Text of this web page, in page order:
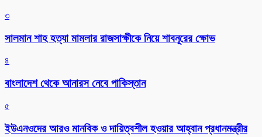
৩
সালমান শাহ হত্যা মামলার রাজসাক্ষীকে নিয়ে শাবনূরের ক্ষোভ
৪
বাংলাদেশ থেকে আনারস নেবে পাকিস্তান
৫
ইউএনওদের আরও মানবিক ও দায়িত্বশীল হওয়ার আহ্বান প্রধানমন্ত্রীর